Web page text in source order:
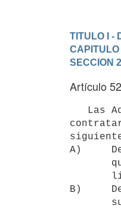
TITULO I -
CAPITULO
SECCION
Artículo
Las
A)
B)